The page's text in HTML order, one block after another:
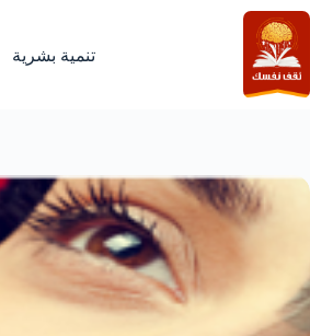
التجاوز
إلى
المحتوى
تنمية بشرية